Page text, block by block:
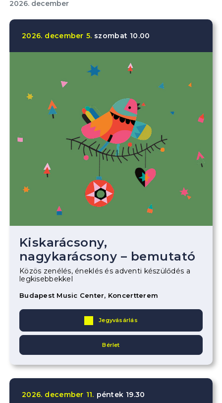
2026. december
2026. december 5. szombat 10.00
Kiskarácsony,
nagykarácsony – bemutató
Közös zenélés, éneklés és adventi készülődés a
legkisebbekkel
Budapest Music Center, Koncertterem
Jegyvásárlás
Bérlet
2026. december 11. péntek 19.30